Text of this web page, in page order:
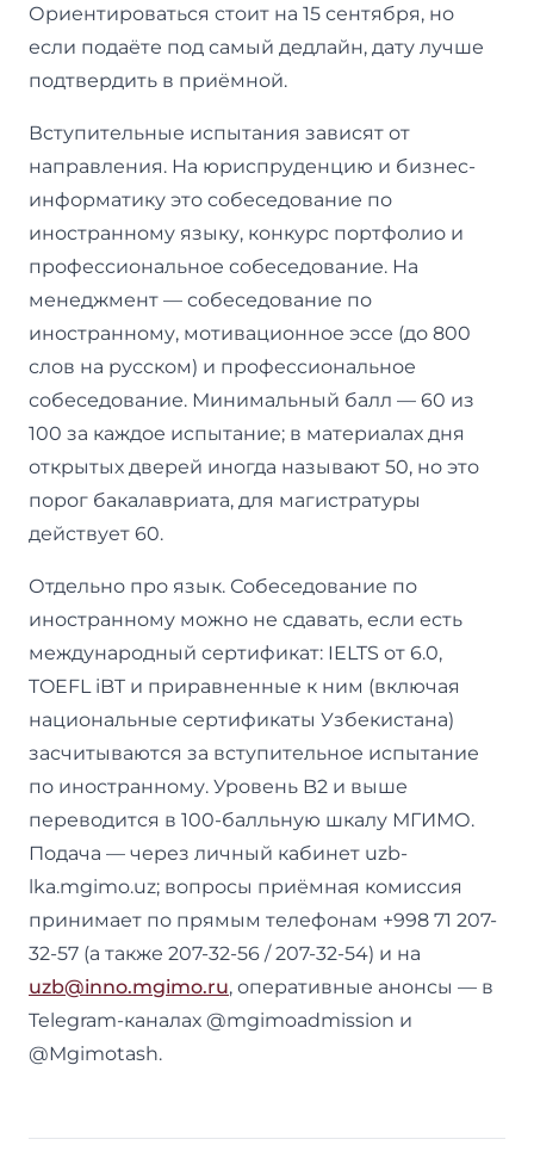
Ориентироваться стоит на 15 сентября, но
если подаёте под самый дедлайн, дату лучше
подтвердить в приёмной.
Вступительные испытания зависят от
направления. На юриспруденцию и бизнес-
информатику это собеседование по
иностранному языку, конкурс портфолио и
профессиональное собеседование. На
менеджмент — собеседование по
иностранному, мотивационное эссе (до 800
слов на русском) и профессиональное
собеседование. Минимальный балл — 60 из
100 за каждое испытание; в материалах дня
открытых дверей иногда называют 50, но это
порог бакалавриата, для магистратуры
действует 60.
Отдельно про язык. Собеседование по
иностранному можно не сдавать, если есть
международный сертификат: IELTS от 6.0,
TOEFL iBT и приравненные к ним (включая
национальные сертификаты Узбекистана)
засчитываются за вступительное испытание
по иностранному. Уровень B2 и выше
переводится в 100-балльную шкалу МГИМО.
Подача — через личный кабинет uzb-
lka.mgimo.uz; вопросы приёмная комиссия
принимает по прямым телефонам +998 71 207-
32-57 (а также 207-32-56 / 207-32-54) и на
uzb@inno.mgimo.ru, оперативные анонсы — в
Telegram-каналах @mgimoadmission и
@Mgimotash.